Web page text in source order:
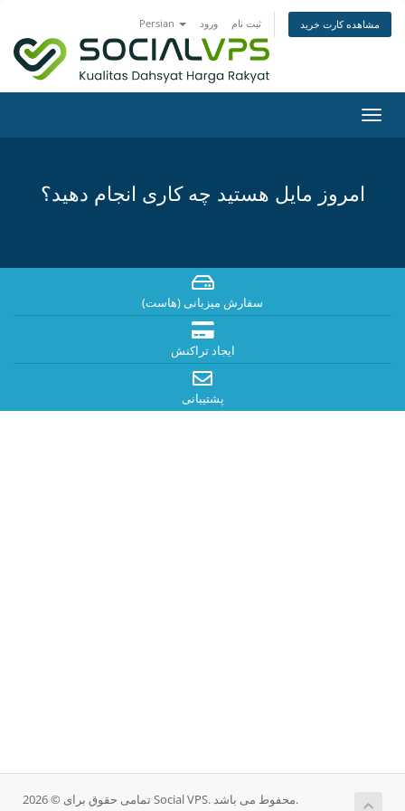
Persian ورود ثبت نام مشاهده کارت خرید
تغییر
امروز مایل هستید چه کاری انجام دهید؟
سفارش میزبانی (هاست)
ایجاد تراکنش
پشتیبانی
تمامی حقوق برای © 2026 Social VPS. محفوط می باشد.